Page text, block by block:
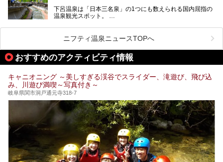
下呂温泉は「日本三名泉」の1つにも数えられる国内屈指の
温泉観光スポット。
のグルメを楽しんだり、周辺にある名所にも足を伸ばしたり
したいもの。
本記事では、下呂温泉エリアにあるおすすめの観光スポット
をご紹介するとともに散策する際のモデルコースもご提案。
下呂温泉観光をたっぷりとガイドします！
ニフティ温泉ニュースTOPへ
おすすめのアクティビティ情報
キャニオニング ～美しすぎる渓谷でスライダー、滝遊び、飛び込
み、川遊び満喫～写真付き～
岐阜県関市洞戸通元寺318-7